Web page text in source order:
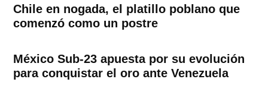
Chile en nogada, el platillo poblano que
comenzó como un postre
México Sub-23 apuesta por su evolución
para conquistar el oro ante Venezuela